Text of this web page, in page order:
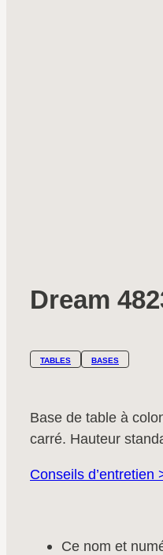
Dream
TABLES BASES
Base de table à
carré. Hauteur
Conseils d’entretien
Ce nom et